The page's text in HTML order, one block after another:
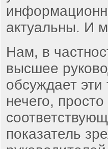
актуальны. И
Нам, в
высшее
обсуждает
нечего,
показатель